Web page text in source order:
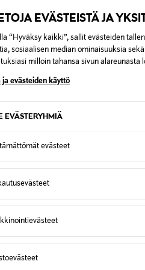
EVÄSTEISTÄ JA
“Hyväksy kaikki”, sallit evästeiden
sosiaalisen median ominaisuuksia
milloin tahansa sivun alareunasta
ja evästeiden käyttö
EVÄSTERYHMIÄ
evästeet
Mask -
L'Absolu Rouge